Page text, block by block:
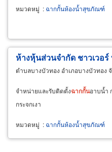
พักโฮสเทล ห้องพักผู้ป่วยในโรงพยาบา
การสั่งผลิต 3-5 วัน หลังจากสั่งซื้อ ส
อาบน้ำด้
หมวดหมู่ : ฉากกั้นห้องน้ำสุขภัณฑ์
ห้างหุ้นส่วนจำกัด ชาวเวอร์
ตำบลบางบัวทอง อำเภอบางบัวทอง
จำหน่ายและรับติดตั้งฉากกั้นอาบน้ำ
กระจกเงา
หมวดหมู่ : ฉากกั้นห้องน้ำสุขภัณฑ์